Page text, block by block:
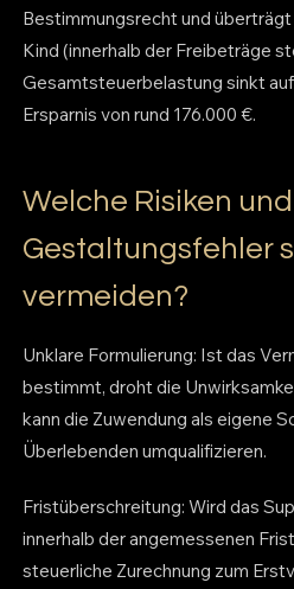
Bestimmungsrecht und
Kind (innerhalb der Freibeträge
Gesamtsteuerbelastung sinkt
Ersparnis von rund 176.000 €.
Welche Risiken und
Gestaltungsfehler
vermeiden?
Unklare Formulierung: Ist das
bestimmt, droht die
kann die Zuwendung als eigene
Überlebenden umqualifizieren.
Fristüberschreitung: Wird das
innerhalb der angemessenen
steuerliche Zurechnung zum